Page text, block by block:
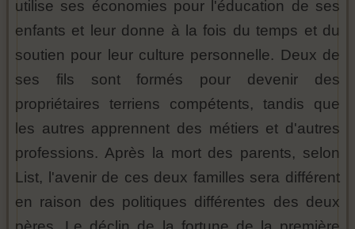
utilise ses économies pour l'éducation de ses
enfants et leur donne à la fois du temps et du
soutien pour leur culture personnelle. Deux de
ses fils sont formés pour devenir des
propriétaires terriens compétents, tandis que
les autres apprennent des métiers et d'autres
professions. Après la mort des parents, selon
List, l'avenir de ces deux familles sera différent
en raison des politiques différentes des deux